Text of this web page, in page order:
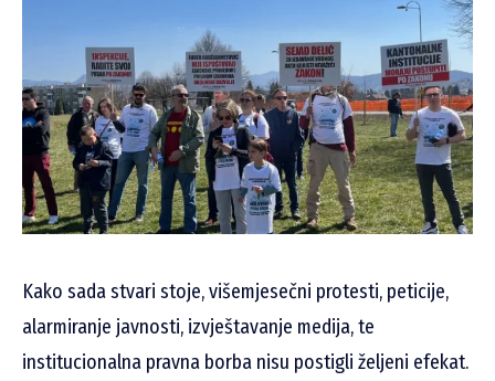
Kako sada stvari stoje, višemjesečni protesti, peticije,
alarmiranje javnosti, izvještavanje medija, te
institucionalna pravna borba nisu postigli željeni efekat.